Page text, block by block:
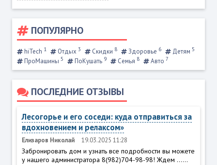
ПОПУЛЯРНО
hiTech 1 Отдых 3 Скидки 8 Здоровье 6 Детям 5
ПроМашины 5 ПоКушать 9 Семья 8 Авто 7
ПОСЛЕДНИЕ ОТЗЫВЫ
Лесогорье и его соседи: куда отправиться за
вдохновением и релаксом»
Елизаров Николай 19.03.2025 11:28
Забронировать дом и узнать все подробности вы можете
у нашего администратора 8(982)704-98-98! Ждем ......